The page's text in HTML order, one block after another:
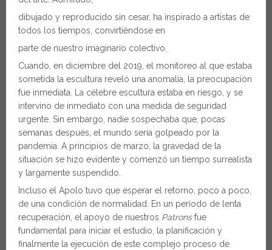
dibujado y reproducido sin cesar, ha inspirado a artistas de
todos los tiempos, convirtiéndose en
parte de nuestro imaginario colectivo.
Cuando, en diciembre del 2019, el monitoreo al que estaba
sometida la escultura reveló una anomalía, la preocupación
fue inmediata. La célebre escultura estaba en riesgo, y se
intervino de inmediato con una medida de seguridad
urgente. Sin embargo, nadie sospechaba que, pocas
semanas después, el mundo sería golpeado por la
pandemia. A principios de marzo, la gravedad de la
situación se hizo evidente y comenzó un tiempo surrealista
y largamente suspendido.
Incluso el Apolo tuvo que esperar el retorno, poco a poco,
de una condición de normalidad. En un período de lenta
recuperación, el apoyo de nuestros Patronsfue
fundamental para iniciar el estudio, la planificación y
finalmente la ejecución de este complejo proceso de